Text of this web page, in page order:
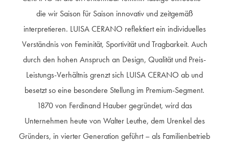
die wir Saison für Saison innovativ und zeitgemäß
interpretieren. LUISA CERANO reflektiert ein individuelles
Verständnis von Feminität, Sportivität und Tragbarkeit. Auch
durch den hohen Anspruch an Design, Qualität und Preis-
Leistungs-Verhältnis grenzt sich LUISA CERANO ab und
besetzt so eine besondere Stellung im Premium-Segment.
1870 von Ferdinand Hauber gegründet, wird das
Unternehmen heute von Walter Leuthe, dem Urenkel des
Gründers, in vierter Generation geführt – als Familienbetrieb